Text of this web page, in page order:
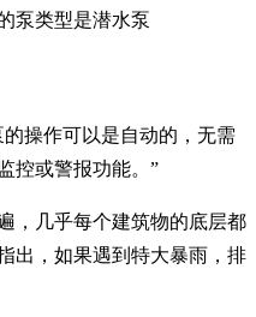
泵类型是潜水泵
操作可以是自动的，无需
控或警报功能。”
，几乎每个建筑物的底层都
出，如果遇到特大暴雨，排